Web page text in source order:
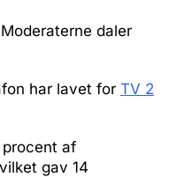
daler
har lavet for TV 2
af
gav 14